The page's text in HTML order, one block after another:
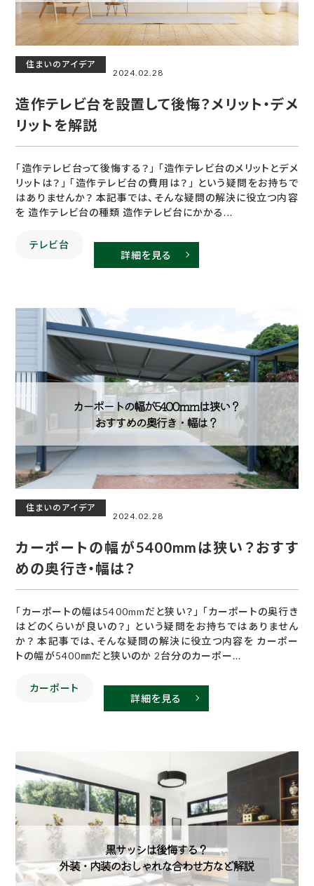
住まいのアイデア
2024.02.28
造作テレビ台を設置して後悔？メリット・デメ
リットを解説
「造作テレビ台って後悔する？」 「造作テレビ台のメリットとデメ
リットは？」 「造作テレビ台の費用は？」 という疑問をお持ちで
はありませんか？ 本記事では、そんな疑問の解決に役立つ内容
を 造作テレビ台の種類 造作テレビ台にかかる...
テレビ台
詳細を見る
住まいのアイデア
2024.02.28
カーポートの幅が5400mmは狭い？おすす
めの奥行き・幅は？
「カーポートの幅は5400mmだと狭い？」 「カーポートの奥行き
はどのくらいが良いの？」 という疑問をお持ちではありません
か？ 本記事では、そんな疑問の解決に役立つ内容を カーポー
トの幅が5400㎜だと狭いのか 2台分のカーポー...
カーポート
詳細を見る